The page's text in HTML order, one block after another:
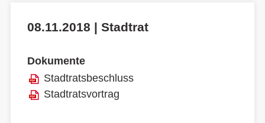
08.11.2018 | Stadtrat
Dokumente
Stadtratsbeschluss
Stadtratsvortrag